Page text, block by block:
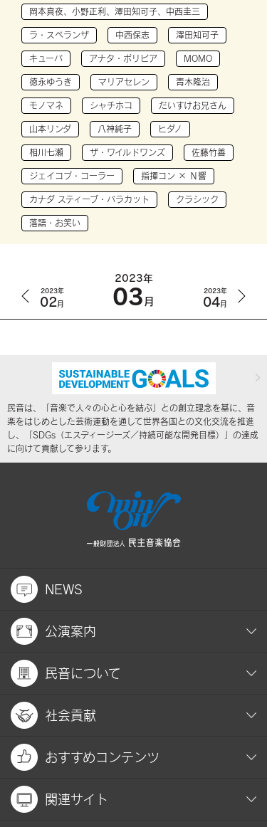
岡本真夜、小野正利、澤田知可子、中西圭三
ラ・スペランザ 中西保志 澤田知可子
キューバ アナタ・ボリビア MOMO
徳永ゆうき マリアセレン 青木隆治
モノマネ シャチホコ だいすけお兄さん
山本リンダ 八神純子 ヒダノ
相川七瀬 ザ・ワイルドワンズ 佐藤竹善
ジェイコブ・コーラー 指揮コン × Ｎ響
カナダ スティーブ・バラカット クラシック
落語・お笑い
2023年
02月
2023年
03 月
2023年
04月
民音は、「音楽で人々の心と心を結ぶ」との創立理念を基に、音
楽をはじめとした芸術運動を通して世界各国との文化交流を推進
し、「SDGs（エスディージーズ／持続可能な開発目標）」の達成
に向けて貢献して参ります。
NEWS
公演案内
民音について
社会貢献
おすすめコンテンツ
関連サイト